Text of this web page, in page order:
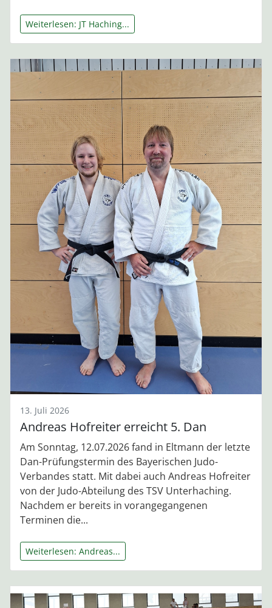
Weiterlesen: JT Haching...
13. Juli 2026
Andreas Hofreiter erreicht 5. Dan
Am Sonntag, 12.07.2026 fand in Eltmann der letzte
Dan-Prüfungstermin des Bayerischen Judo-
Verbandes statt. Mit dabei auch Andreas Hofreiter
von der Judo-Abteilung des TSV Unterhaching.
Nachdem er bereits in vorangegangenen
Terminen die...
Weiterlesen: Andreas...